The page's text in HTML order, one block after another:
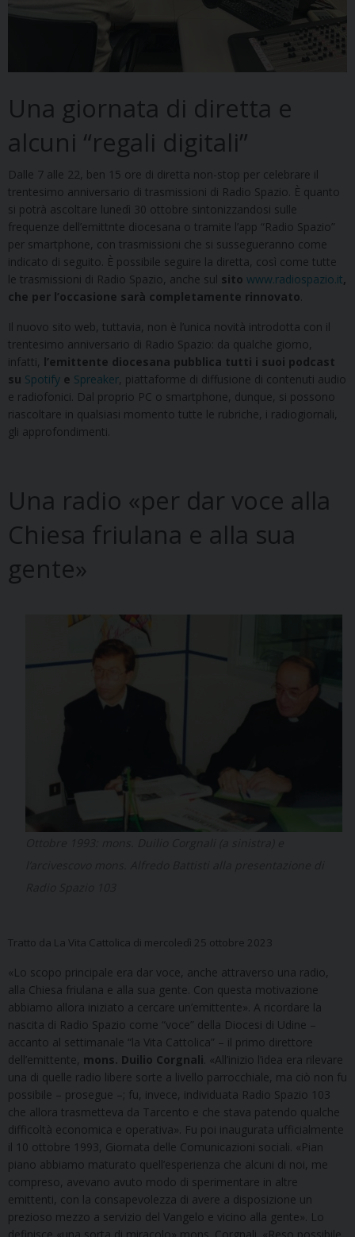
Una giornata di diretta e
alcuni “regali digitali”
Dalle 7 alle 22, ben 15 ore di diretta non-stop per celebrare il
trentesimo anniversario di trasmissioni di Radio Spazio. È quanto
si potrà ascoltare lunedì 30 ottobre sintonizzandosi sulle
frequenze dell’emittnte diocesana o tramite l’app “Radio Spazio”
per smartphone, con trasmissioni che si sussegueranno come
indicato di seguito. È possibile seguire la diretta, così come tutte
le trasmissioni di Radio Spazio, anche sul sito www.radiospazio.it,
che per l’occasione sarà completamente rinnovato
Il nuovo sito web, tuttavia, non è l’unica novità introdotta con il
trentesimo anniversario di Radio Spazio: da qualche giorno,
infatti, l’emittente diocesana pubblica tutti i suoi podcast
su Spotify e Spreaker , piattaforme di diffusione di contenuti audio
e radiofonici. Dal proprio PC o smartphone, dunque, si possono
riascoltare in qualsiasi momento tutte le rubriche, i radiogiornali,
gli approfondimenti.
Una radio «per dar voce alla
Chiesa friulana e alla sua
gente»
Tratto da La Vita Cattolica di mercoledì 25 ottobre 2023
«Lo scopo principale era dar voce, anche attraverso una radio,
alla Chiesa friulana e alla sua gente. Con questa motivazione
abbiamo allora iniziato a cercare un’emittente». A ricordare la
nascita di Radio Spazio come “voce” della Diocesi di Udine –
accanto al settimanale “la Vita Cattolica” – il primo direttore
dell’emittente, mons. Duilio Corgnali . «All’inizio l’idea era rilevare
una di quelle radio libere sorte a livello parrocchiale, ma ciò non fu
possibile – prosegue –; fu, invece, individuata Radio Spazio 103
che allora trasmetteva da Tarcento e che stava patendo qualche
difficoltà economica e operativa». Fu poi inaugurata ufficialmente
il 10 ottobre 1993, Giornata delle Comunicazioni sociali. «Pian
piano abbiamo maturato quell’esperienza che alcuni di noi, me
compreso, avevano avuto modo di sperimentare in altre
emittenti, con la consapevolezza di avere a disposizione un
prezioso mezzo a servizio del Vangelo e vicino alla gente». Lo